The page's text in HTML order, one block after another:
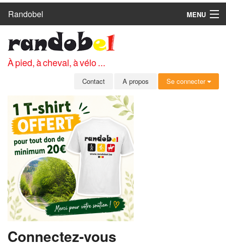
Randobel
MENU
CIRCUITS
CLUBS
MEMBRES
SE CONNECTER
INSCRIPTION GRATUITE
MOT DE PASSE OUBLIÉ
À pied, à cheval, à vélo ...
Contact A propos Se connecter
Connectez-vous